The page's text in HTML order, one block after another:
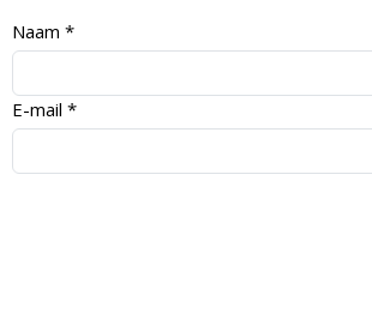
Naam *
E-mail *